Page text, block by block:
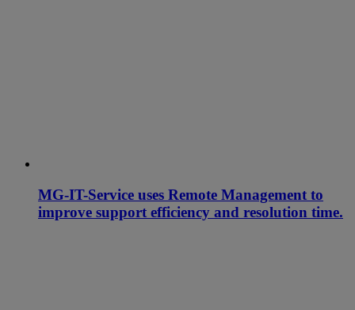
MG-IT-Service uses Remote Management to
improve support efficiency and resolution time.